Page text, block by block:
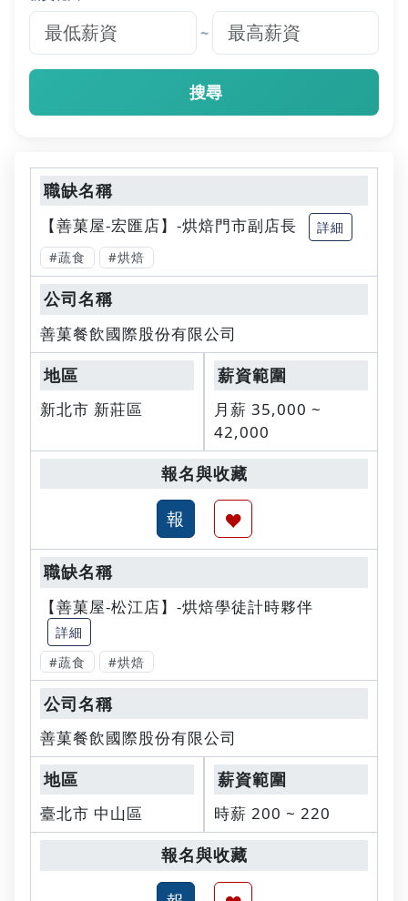
~
搜尋
【善菓屋-宏匯店】-烘焙門市副店長
詳細
#蔬食
#烘焙
善菓餐飲國際股份有限公司
新北市 新莊區
月薪 35,000 ~
42,000
【善菓屋-松江店】-烘焙學徒計時夥伴
詳細
#蔬食
#烘焙
善菓餐飲國際股份有限公司
臺北市 中山區 時薪 200 ~ 220